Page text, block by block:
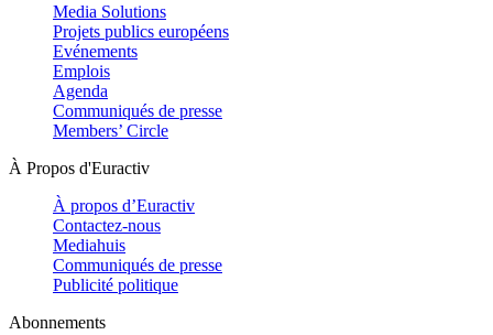
Media Solutions
Projets publics européens
Evénements
Emplois
Agenda
Communiqués de presse
Members’ Circle
À Propos d'Euractiv
À propos d’Euractiv
Contactez-nous
Mediahuis
Communiqués de presse
Publicité politique
Abonnements